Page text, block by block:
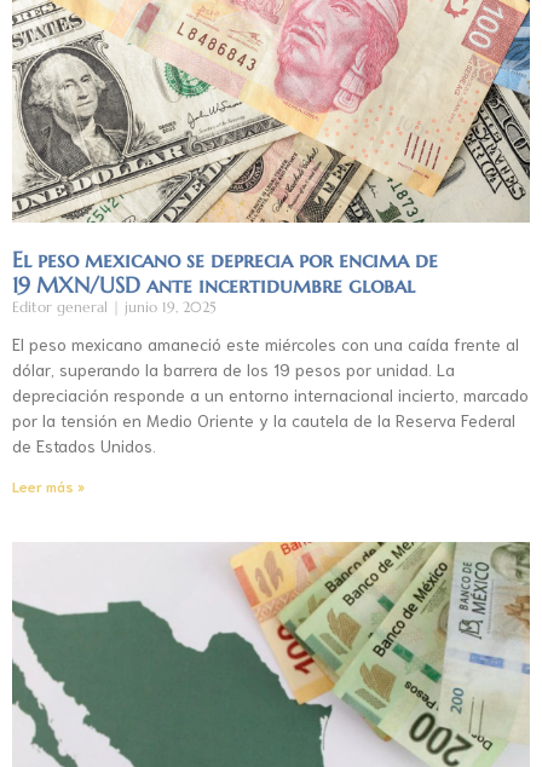
El peso mexicano se deprecia por encima de
19 MXN/USD ante incertidumbre global
Editor general junio 19, 2025
El peso mexicano amaneció este miércoles con una caída frente al
dólar, superando la barrera de los 19 pesos por unidad. La
depreciación responde a un entorno internacional incierto, marcado
por la tensión en Medio Oriente y la cautela de la Reserva Federal
de Estados Unidos.
Leer más »